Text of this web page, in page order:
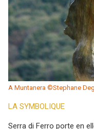
A Muntanera ©Stephane
LA SYMBOLIQUE
Serra di Ferro porte en